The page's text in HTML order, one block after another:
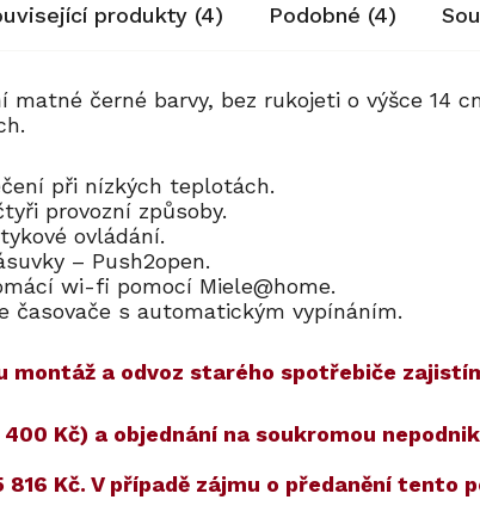
produkty (4) Podobné (4)
matné černé barvy, bez rukojeti o výšce 14
při nízkých teplotách.
provozní způsoby.
ovládání.
– Push2open.
wi-fi pomocí Miele@home.
časovače s automatickým vypínáním.
montáž a odvoz starého spotřebiče
Kč) a objednání na soukromou
816 Kč. V případě zájmu o předanění tento